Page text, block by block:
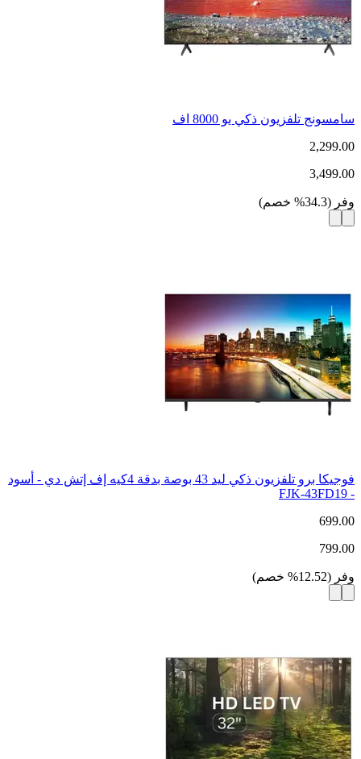
سامسونج تلفزيون ذكي يو 8000 اف
2,299.00
3,499.00
وفر (
34.3
% خصم)
فوجيكا برو تلفزيون ذكي ليد 43 بوصة بدقة 4كيه إف إتش دي - أسود
- FJK-43FD19
699.00
799.00
وفر (
12.52
% خصم)